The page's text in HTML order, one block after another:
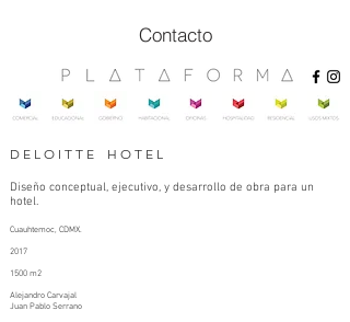
Contacto
D E L O I T T E H O T E L
Diseño conceptual, ejecutivo, y desarrollo de obra para un
hotel.
Cuauhtemoc, CDMX.
2017
1500 m2
Alejandro Carvajal
Juan Pablo Serrano